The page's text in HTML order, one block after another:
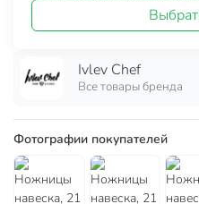
Ivlev Chef
Все товары бренда
Фотографии покупателей